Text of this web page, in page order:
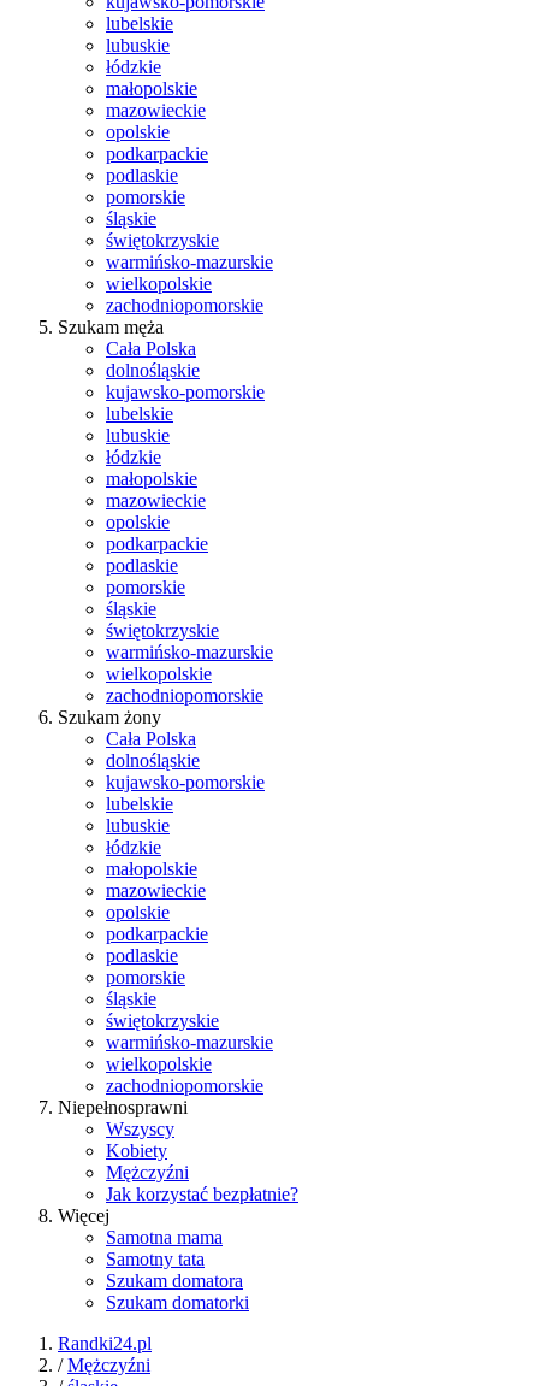
lubelskie
lubuskie
łódzkie
małopolskie
mazowieckie
opolskie
podkarpackie
podlaskie
pomorskie
śląskie
świętokrzyskie
warmińsko-mazurskie
wielkopolskie
zachodniopomorskie
Szukam męża
Cała Polska
dolnośląskie
kujawsko-pomorskie
lubelskie
lubuskie
łódzkie
małopolskie
mazowieckie
opolskie
podkarpackie
podlaskie
pomorskie
śląskie
świętokrzyskie
warmińsko-mazurskie
wielkopolskie
zachodniopomorskie
Szukam żony
Cała Polska
dolnośląskie
kujawsko-pomorskie
lubelskie
lubuskie
łódzkie
małopolskie
mazowieckie
opolskie
podkarpackie
podlaskie
pomorskie
śląskie
świętokrzyskie
warmińsko-mazurskie
wielkopolskie
zachodniopomorskie
Niepełnosprawni
Wszyscy
Kobiety
Mężczyźni
Jak korzystać bezpłatnie?
Więcej
Samotna mama
Samotny tata
Szukam domatora
Szukam domatorki
Randki24.pl
/Mężczyźni